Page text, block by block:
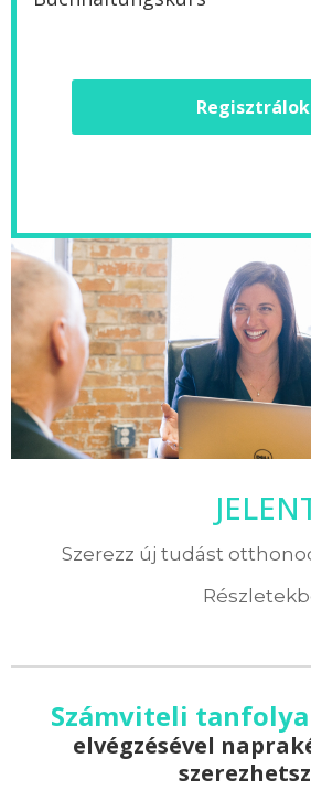
Szerezz új tudást
Számviteli
elvégzésével